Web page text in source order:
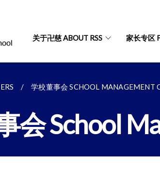
关于卍慈 ABOUT RSS 家长专区
学校董事会 SCHOOL MANAGEMENT
会 School